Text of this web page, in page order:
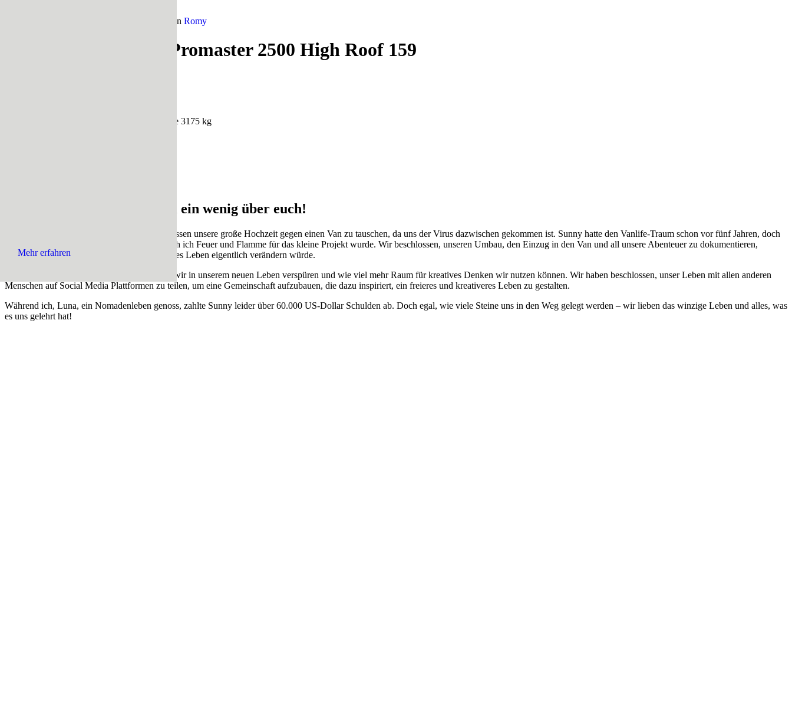
von Romy
Eckdaten zum Ram Promaster 2500 High Roof 159
: um die 3175 kg
Halli Hallo! Erzählt uns mal ein wenig über euch!
Hallo! Wir sind Sunny und Luna. Wir beschlossen unsere große Hochzeit gegen einen Van zu tauschen, da uns der Virus dazwischen gekommen ist. Sunny hatte den Vanlife-Traum schon vor fünf Jahren, doch
ich, Luna, war anfangs eher skeptisch, bis auch ich Feuer und Flamme für das kleine Projekt wurde. Wir beschlossen, unseren Umbau, den Einzug in den Van und all unsere Abenteuer zu dokumentieren,
wussten anfangs aber kaum, wie sehr uns dieses Leben eigentlich verändern würde.
Wir bemerkten schnell, wie viel mehr Freude wir in unserem neuen Leben verspüren und wie viel mehr Raum für kreatives Denken wir nutzen können. Wir haben beschlossen, unser Leben mit allen anderen
Menschen auf Social Media Plattformen zu teilen, um eine Gemeinschaft aufzubauen, die dazu inspiriert, ein freieres und kreativeres Leben zu gestalten.
Während ich, Luna, ein Nomadenleben genoss, zahlte Sunny leider über 60.000 US-Dollar Schulden ab. Doch egal, wie viele Steine uns in den Weg gelegt werden – wir lieben das winzige Leben und alles, was
es uns gelehrt hat!
Mehr erfahren